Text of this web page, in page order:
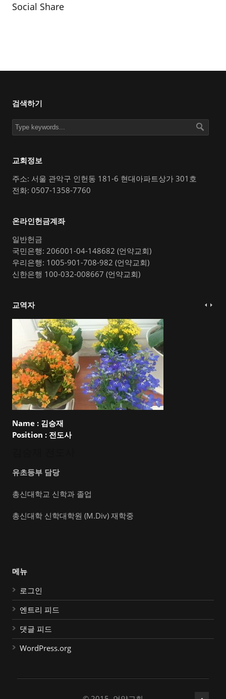
Social Share
검색하기
교회정보
주소: 서울 관악구 인헌동 181-6 현대아파트상가 301호
전화: 0507-1358-7760
온라인헌금계좌
일반헌금
국민은행: 206001-04-148682 (언약교회)
우리은행: 1005-901-708-982 (언약교회)
신한은행 100-032-008667 (언약교회)
교역자
Name : 김승재
Position : 전도사
유초등부 담당
총신대학교 신학과 졸업
총신대학 신학대학원 (M.Div) 재학중
메뉴
로그인
엔트리 피드
댓글 피드
WordPress.org